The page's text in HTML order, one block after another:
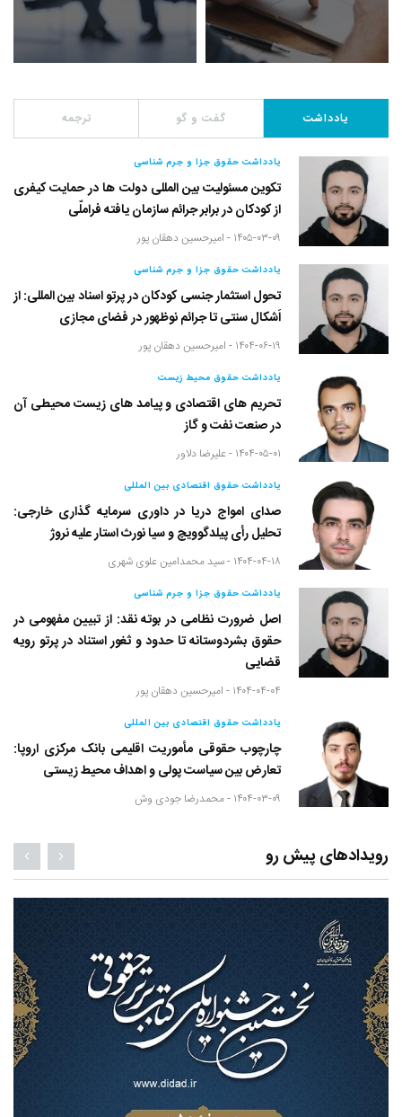
یادداشت گفت و گو ترجمه
یادداشت حقوق جزا و جرم شناسی
تکوین مسئولیت بین المللی دولت ها در حمایت کیفری
از کودکان در برابر جرائم سازمان یافته فراملّی
۱۴۰۵-۰۳-۰۹ - امیرحسین دهقان پور
یادداشت حقوق جزا و جرم شناسی
تحول استثمار جنسی کودکان در پرتو اسناد بین المللی: از
اَشکال سنتی تا جرائم نوظهور در فضای مجازی
۱۴۰۴-۰۶-۱۹ - امیرحسین دهقان پور
یادداشت حقوق محیط زیست
تحریم های اقتصادی و پیامد های زیست محیطی آن
در صنعت نفت و گاز
۱۴۰۴-۰۵-۰۱ - علیرضا دلاور
یادداشت حقوق اقتصادی بین المللی
صدای امواج دریا در داوری سرمایه گذاری خارجی:
تحلیل رأی پیلدگوویچ و سیا نورث استار علیه نروژ
۱۴۰۴-۰۴-۱۸ - سید محمدامین علوی شهری
یادداشت حقوق جزا و جرم شناسی
اصل ضرورت نظامی در بوته نقد: از تبیین مفهومی در
حقوق بشردوستانه تا حدود و ثغور استناد در پرتو رویه
قضایی
۱۴۰۴-۰۴-۰۴ - امیرحسین دهقان پور
یادداشت حقوق اقتصادی بین المللی
چارچوب حقوقی مأموریت اقلیمی بانک مرکزی اروپا:
تعارض بین سیاست پولی و اهداف محیط زیستی
۱۴۰۴-۰۳-۰۹ - محمدرضا جودی وش
رویدادهای پیش رو